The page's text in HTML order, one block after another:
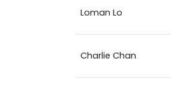
Loman Lo
Charlie Chan